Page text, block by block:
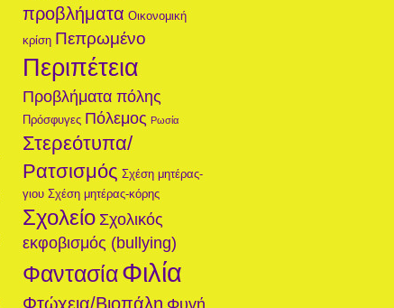
προβλήματα Οικονομική
κρίση Πεπρωμένο
Περιπέτεια
Προβλήματα πόλης
Πρόσφυγες Πόλεμος Ρωσία
Στερεότυπα/
Ρατσισμός Σχέση μητέρας-
γιου Σχέση μητέρας-κόρης
Σχολείο Σχολικός
εκφοβισμός (bullying)
ΦαντασίαΦιλία
Φτώχεια/Βιοπάλη